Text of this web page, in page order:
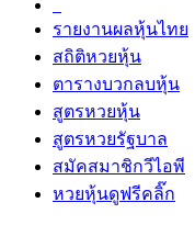
รายงานผลหุ้นไทย
สถิติหวยหุ้น
ตารางบวกลบหุ้น
สูตรหวยหุ้น
สูตรหวยรัฐบาล
สมัคสมาชิกวีไอพี
หวยหุ้นดูฟรีคลิ๊ก